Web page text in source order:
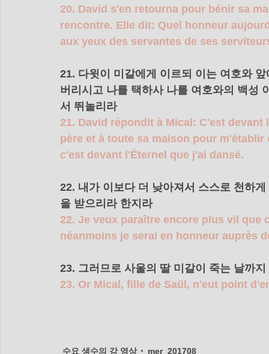
20. David s'en retourna pour bénir sa
rencontre. Elle dit: Quel honneur
aux yeux des servantes de ses
21. 다윗이 미갈에게 이르되 이는 여호와
버리시고 나를 택하사 나를 여호와의 백성
서 뛰놀리라
21. David répondit à Mical: C'est
père et à toute sa maison pour
c'est devant l'Éternel que j'ai dansé.
22. 내가 이보다 더 낮아져서 스스로 천하
을 받으리라 한지라
22. Je veux paraître encore plus vil
néanmoins je serai en honneur auprès
23. 그러므로 사울의 딸 미갈이 죽는 날까
23. Or Mical, fille de Saül, n'eut point
수요 생수의 강 영상 mer_201708